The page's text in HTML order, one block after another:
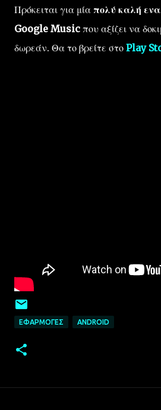
Πρόκειται για μία πολύ καλή
Google Music που αξίζει να
δωρεάν. Θα το βρείτε στο Play
ΕΦΑΡΜΟΓΈΣ ANDROID